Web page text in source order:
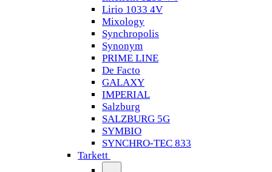
Lirio 1033 4V
Mixology
Synchropolis
Synonym
PRIME LINE
De Facto
GALAXY
IMPERIAL
Salzburg
SALZBURG 5G
SYMBIO
SYNCHRO-TEC 833
Tarkett